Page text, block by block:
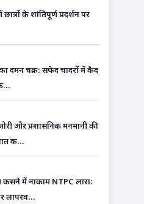
के शांतिपूर्ण प्रदर्शन पर
दमन चक्र: सफेद चादरों में कैद
और प्रशासनिक मनमानी की
क...
में नाकाम NTPC लारा:
लापरव...